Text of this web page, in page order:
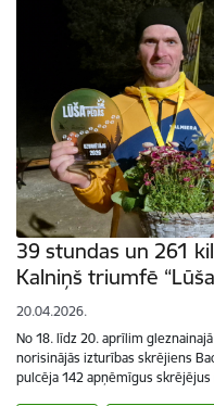
39 stundas un 261
Kalniņš triumfē
20.04.2026.
No 18. līdz 20. aprīlim
norisinājās izturības skrējiens
pulcēja 142 apņēmīgus